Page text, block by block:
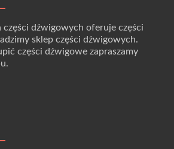
części dźwigowych oferuje części
sklep części dźwigowych.
części dźwigowe zapraszamy